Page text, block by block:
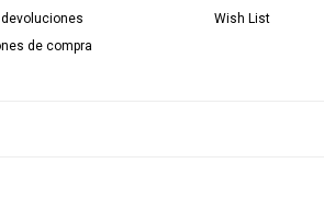
devoluciones
de compra
Wish List